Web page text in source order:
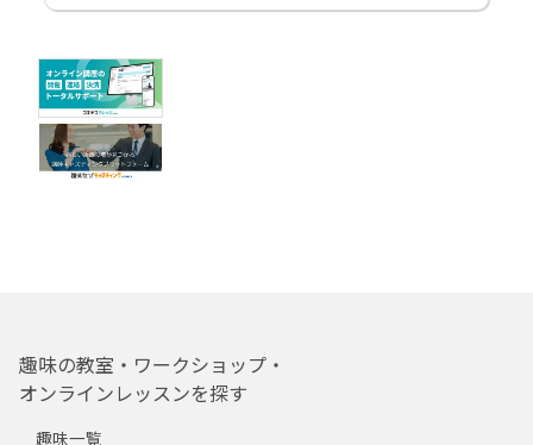
趣味の教室・ワークショップ・
オンラインレッスンを探す
趣味一覧